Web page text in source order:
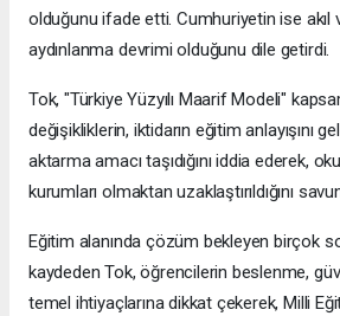
olduğunu ifade etti. Cumhuriyetin ise akıl
aydınlanma devrimi olduğunu dile getirdi.
Tok, "Türkiye Yüzyılı Maarif Modeli"
değişikliklerin, iktidarın eğitim anlayışını
aktarma amacı taşıdığını iddia ederek,
kurumları olmaktan uzaklaştırıldığını
Eğitim alanında çözüm bekleyen birçok
kaydeden Tok, öğrencilerin beslenme,
temel ihtiyaçlarına dikkat çekerek, Milli